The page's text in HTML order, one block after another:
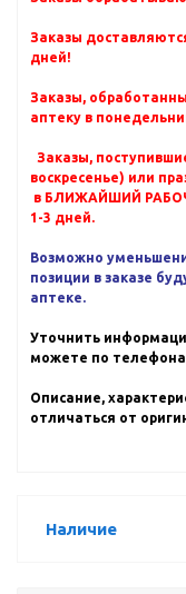
Заказы
дней!
Заказы,
аптеку в
Заказы,
воскресенье) или
в БЛИЖАЙШИЙ
1-3 дней.
Возможно
позиции в заказе
аптеке.
Уточнить
можете по
Описание,
отличаться от
Наличие